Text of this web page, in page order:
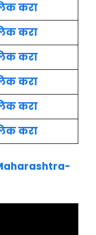
करा
करा
करा
करा
करा
करा